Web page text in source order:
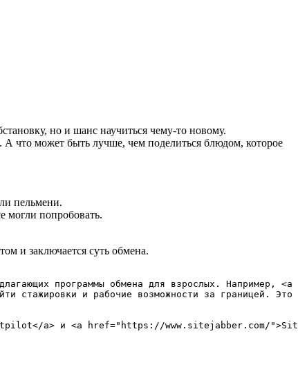
но и шанс научиться чему-то новому.
что может быть лучше, чем поделиться блюдом, которое
пельмени.
могли попробовать.
и заключается суть обмена.
программы обмена для взрослых.
и рабочие возможности за границей.
a> и <a href="https://www.sitejabber.com/